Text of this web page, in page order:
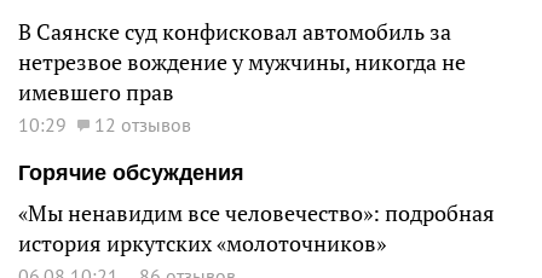
В Саянске суд конфисковал автомобиль за
нетрезвое вождение у мужчины, никогда не
имевшего прав
10:29
12 отзывов
Горячие обсуждения
«Мы ненавидим все человечество»: подробная
история иркутских «молоточников»